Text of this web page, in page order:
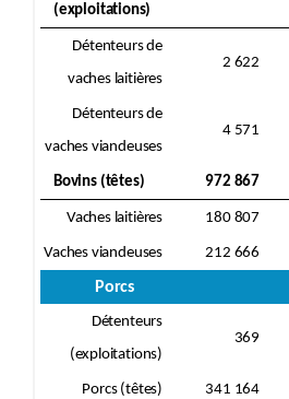
(exploitations)
Détenteurs de
vaches laitières
2 622
Détenteurs de
vaches viandeuses
4 571
Bovins (têtes) 972 867
Vaches laitières 180 807
Vaches viandeuses 212 666
Porcs
Détenteurs
(exploitations)
369
Porcs (têtes) 341 164